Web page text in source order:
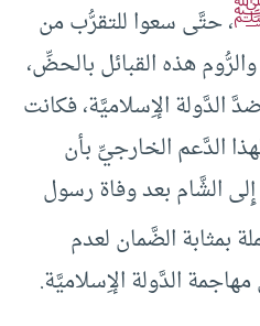
، حتَّى سعوا للتقرُّب من
هذه القبائل بالحضِّ،
الدَّولة الإِسلاميَّة، فكانت
الدَّعم الخارجيِّ بأن
الشَّام بعد وفاة رسول
بمثابة الضَّمان لعدم
الدَّولة الإِسلاميَّة.